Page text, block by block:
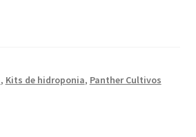
, Kits de hidroponia, Panther Cultivos